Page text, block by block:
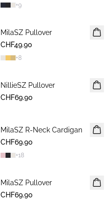
+9
2 FOR 120 CHF
MilaSZ Pullover
CHF49.90
+8
NEUHEIT
2 FOR 120 CHF
NillieSZ Pullover
CHF69.90
NEUHEIT
2 FOR 120 CHF
MilaSZ R-Neck Cardigan
CHF69.90
+18
NEUHEIT
2 FOR 120 CHF
MilaSZ Pullover
CHF69.90